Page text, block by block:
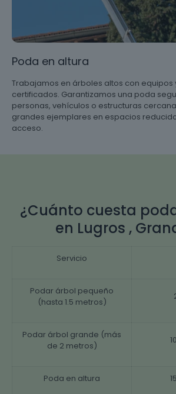
Poda en altura
Trabajamos en árboles altos con equipos
certificados. Garantizamos una poda
personas, vehículos o estructuras
grandes ejemplares en espacios
acceso.
¿Cuánto cuesta
en Lugros ,
Servicio
Podar árbol pequeño
(hasta 1.5 metros)
Podar árbol grande (más
de 2 metros)
Poda en altura